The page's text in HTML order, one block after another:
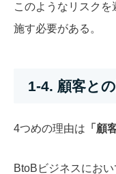
このようなリスク
施す必要がある。
1-4. 顧客と
4つめの理由は 「顧
BtoBビジネスにお